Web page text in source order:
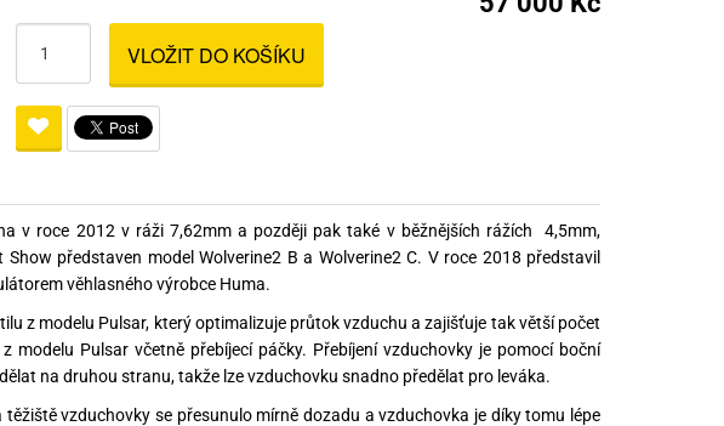
náboje Ochranné prostředky
Rowan Engineering
Bipody, stolice a vaky
Svítilny
VLOŽIT DO KOŠÍKU
v roce 2012 v ráži 7,62mm a později pak také v běžnějších rážích 4,5mm,
představen model Wolverine2 B a Wolverine2 C. V roce 2018 představil
věhlasného výrobce Huma.
z modelu Pulsar, který optimalizuje průtok vzduchu a zajišťuje tak větší počet
modelu Pulsar včetně přebíjecí páčky. Přebíjení vzduchovky je pomocí boční
na druhou stranu, takže lze vzduchovku snadno předělat pro leváka.
těžiště vzduchovky se přesunulo mírně dozadu a vzduchovka je díky tomu lépe